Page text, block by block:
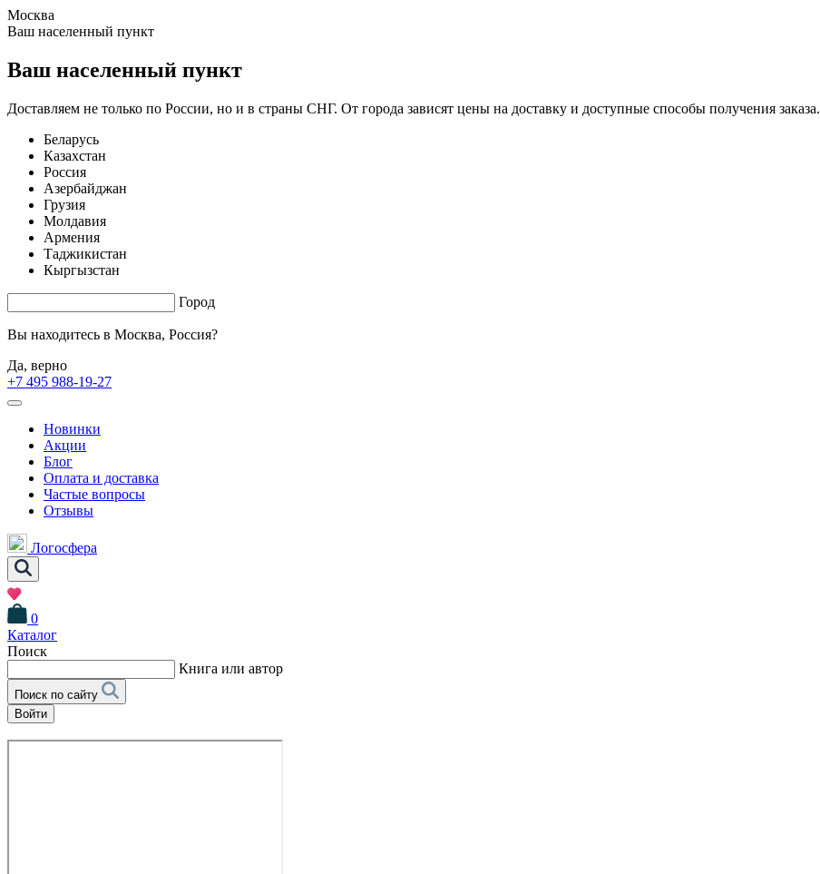
Москва
Ваш населенный пункт
Ваш населенный пункт
Доставляем не только по России, но и в страны СНГ. От города зависят цены на доставку и доступные способы получения заказа.
Беларусь
Казахстан
Россия
Азербайджан
Грузия
Молдавия
Армения
Таджикистан
Кыргызстан
Город
Вы находитесь в Москва, Россия?
Да, верно
+7 495 988-19-27
Новинки
Акции
Блог
Оплата и доставка
Частые вопросы
Отзывы
Логосфера
0
Каталог
Поиск
Книга или автор
Поиск по сайту
Войти